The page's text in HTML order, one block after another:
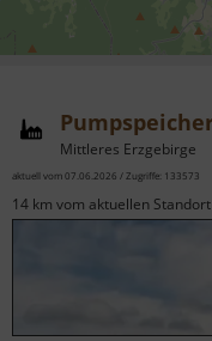
Mittleres Erzgebirge
aktuell vom 07.06.2026 / Zugriffe: 133573
14 km vom aktuellen Standort